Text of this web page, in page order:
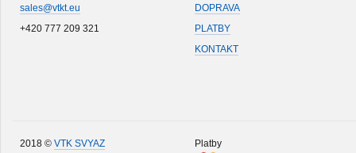
sales@vtkt.eu
+420 777 209 321
DOPRAVA
PLATBY
KONTAKT
2018 © VTK SVYAZ Platby